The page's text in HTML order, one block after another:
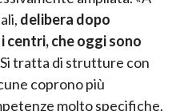
delibera dopo
centri, che oggi sono
tratta di strutture con
coprono più
molto specifiche.